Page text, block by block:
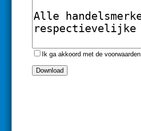
Ik ga akkoord met de voorwaarden